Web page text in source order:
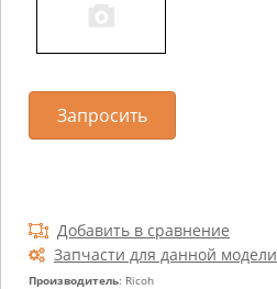
Добавить в сравнение
Запчасти для данной модели
Производитель: Ricoh
Запросить